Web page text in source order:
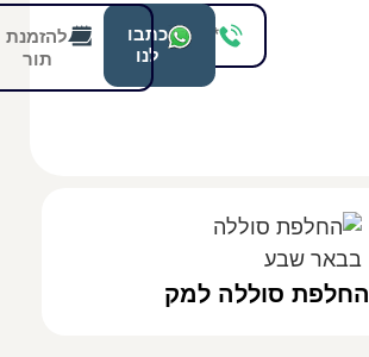
*8208
כתבו
לנו
להזמנת
תור
החלפת סוללה למק